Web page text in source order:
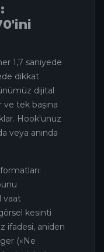
1,7 saniyede
dikkat
dijital
ve tek başına
Hook'unuz
veya anında
vaat
kesinti
ifadesi, aniden
(«Ne